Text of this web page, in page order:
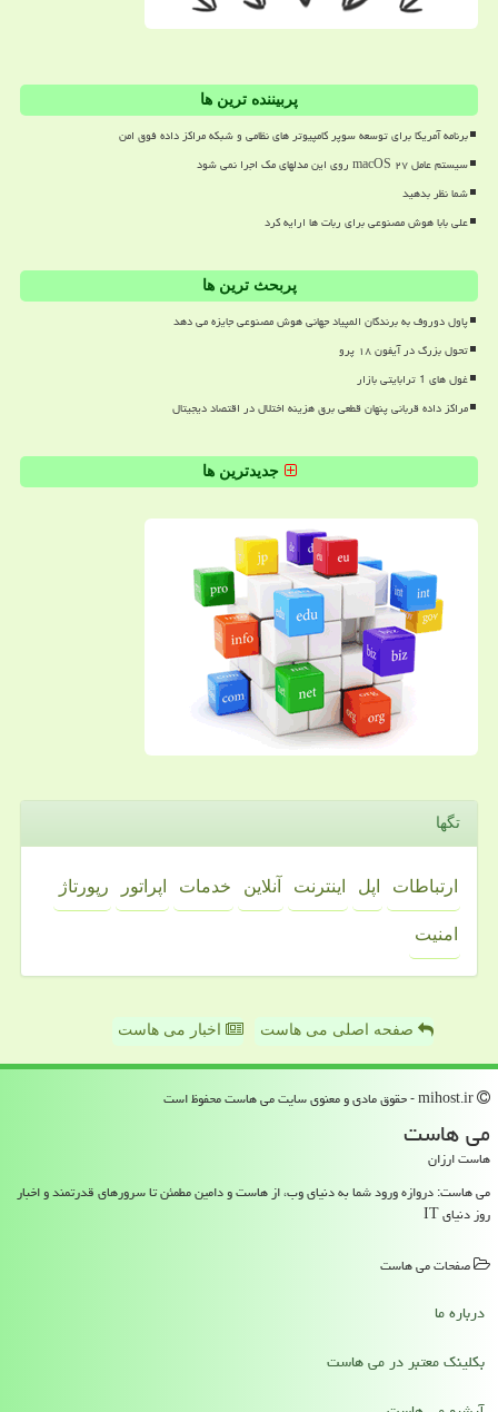
پربیننده ترین ها
برنامه آمریکا برای توسعه سوپر کامپیوتر های نظامی و شبکه مراکز داده فوق امن
سیستم عامل macOS ۲۷ روی این مدلهای مک اجرا نمی شود
شما نظر بدهید
علی بابا هوش مصنوعی برای ربات ها ارایه کرد
پربحث ترین ها
پاول دوروف به برندگان المپیاد جهانی هوش مصنوعی جایزه می دهد
تحول بزرگ در آیفون ۱۸ پرو
غول های 1 ترابایتی بازار
مراکز داده قربانی پنهان قطعی برق هزینه اختلال در اقتصاد دیجیتال
جدیدترین ها
تگها
ارتباطات اپل اینترنت آنلاین خدمات اپراتور رپورتاژ
امنیت
صفحه اصلی می هاست اخبار می هاست
می هاست
هاست ارزان
می هاست: دروازه ورود شما به دنیای وب، از هاست و دامین مطمئن تا سرورهای قدرتمند و اخبار
روز دنیای IT
صفحات می هاست
درباره ما
بکلینک معتبر در می هاست